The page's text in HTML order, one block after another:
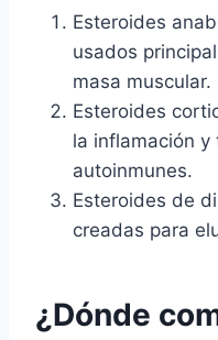
Esteroides
usados
masa muscular.
Esteroides
la inflamación
autoinmunes.
Esteroides de
creadas para
¿Dónde